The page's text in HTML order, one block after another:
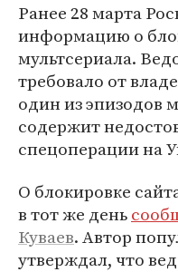
Ранее 28 марта
информацию о
мультсериала.
требовало от
один из эпизодов
содержит
спецоперации на
О блокировке
в тот же день
Куваев. Автор
утверждал, что